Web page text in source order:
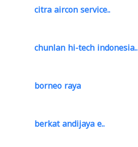
citra aircon service..
chunlan hi-tech indonesia..
borneo raya
berkat andijaya e..